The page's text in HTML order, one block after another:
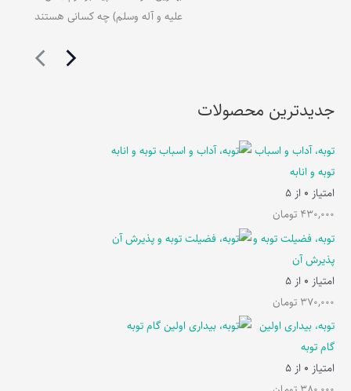
علیه و آله وسلم) چه کسانی هستند
جدیدترین محصولات
توبه، آداب و اسباب
توبه و انابه
امتیاز 0 از 5
430,000 تومان
توبه، فضیلت توبه و
پذیرش آن
امتیاز 0 از 5
370,000 تومان
توبه، بیداری اولین
گام توبه
امتیاز 0 از 5